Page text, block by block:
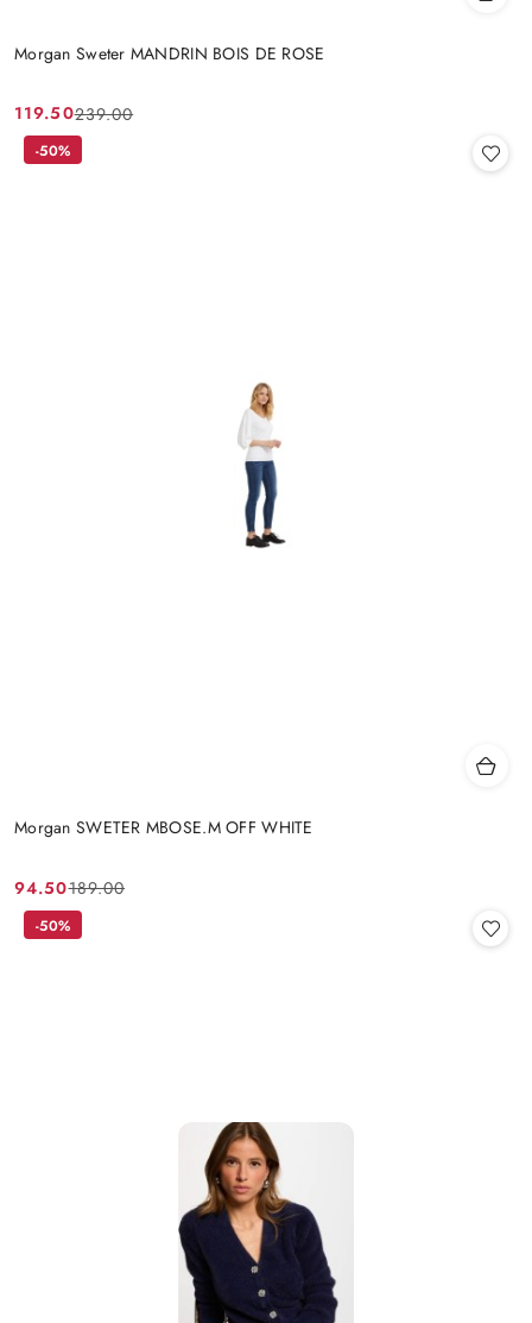
Morgan Sweter MANDRIN BOIS DE ROSE
Cena
promocyjna:
119.50
Cena
przed
239.00
Morgan SWETER MBOSE.M OFF WHITE
Cena
promocyjna:
94.50
Cena
przed
189.00
-50%
-50%